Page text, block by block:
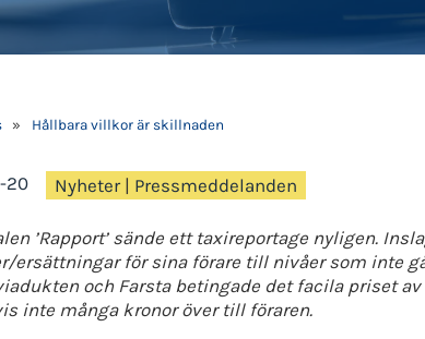
» Hållbara villkor är skillnaden
20 Nyheter| Pressmeddelanden
’Rapport’ sände ett taxireportage nyligen.
ersättningar för sina förare till nivåer som inte
och Farsta betingade det facila priset
inte många kronor över till föraren.